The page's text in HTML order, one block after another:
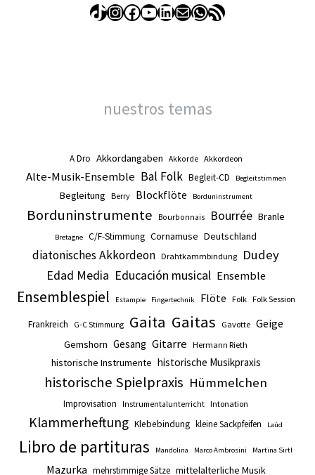
TikTok
Instagram
Facebook
YouTube
LinkedIn
Correo electrónico
WhatsApp
Feed RSS
nuestros temas
A Dro Akkordangaben Akkorde Akkordeon
Alte-Musik-Ensemble Bal Folk Begleit-CD Begleitstimmen
Begleitung Berry Blockflöte Borduninstrument
Borduninstrumente Bourbonnais Bourrée Branle
Bretagne C/F-Stimmung Cornamuse Deutschland
diatonisches Akkordeon Drahtkammbindung
Dudey
Edad Media Educación musical Ensemble
Ensemblespiel Estampie Fingertechnik Flöte Folk Folk Session
Frankreich G-C Stimmung Gaita Gaitas Gavotte Geige
Gemshorn Gesang Gitarre Hermann Rieth
historische Instrumente historische Musikpraxis
historische Spielpraxis Hümmelchen
Improvisation Instrumentalunterricht Intonation
Klammerheftung Klebebindung kleine Sackpfeifen Laúd
Libro de partituras Mandolina Marco Ambrosini Martina Sirtl
Mazurka mehrstimmige Sätze mittelalterliche Musik